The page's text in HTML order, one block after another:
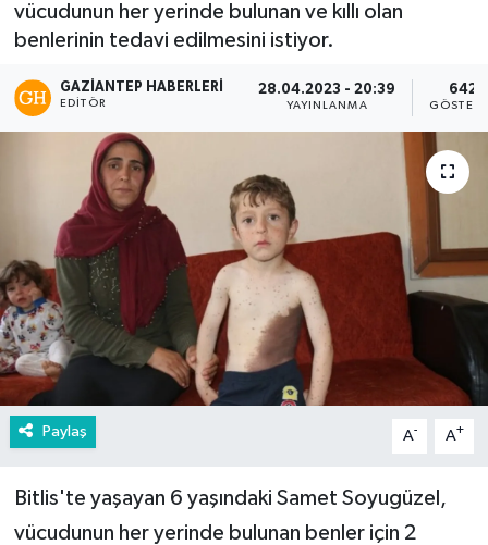
vücudunun her yerinde bulunan ve kıllı olan
benlerinin tedavi edilmesini istiyor.
GAZIANTEP HABERLERI
EDITÖR
28.04.2023 - 20:39
YAYINLANMA
642
Paylaş A- A+
Bitlis'te yaşayan 6 yaşındaki Samet Soyugüzel,
vücudunun her yerinde bulunan benler için 2
Haber Arşivi